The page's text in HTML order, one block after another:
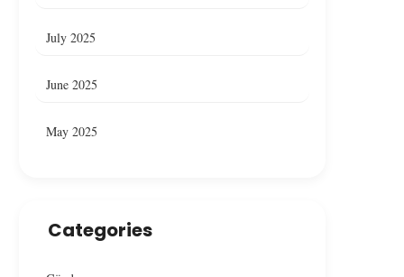
July 2025
June 2025
May 2025
Categories